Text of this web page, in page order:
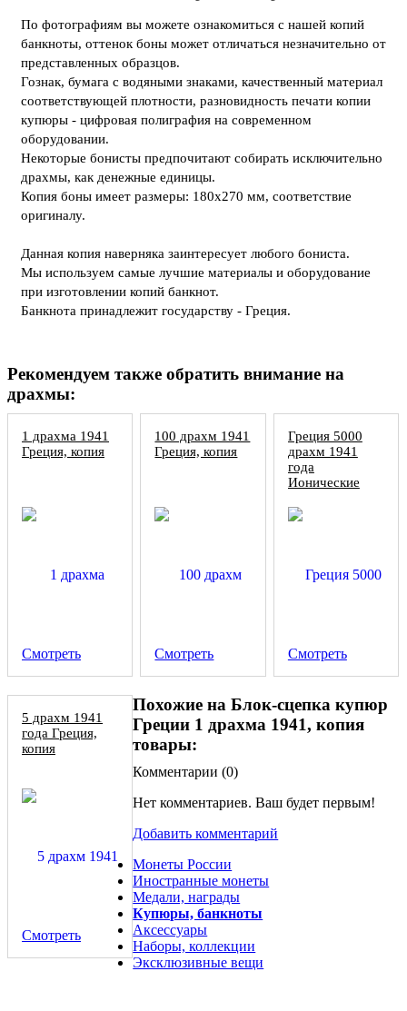
По фотографиям вы можете ознакомиться с нашей копий
банкноты, оттенок боны может отличаться незначительно от
представленных образцов.
Гознак, бумага с водяными знаками, качественный материал
соответствующей плотности, разновидность печати копии
купюры - цифровая полиграфия на современном
оборудовании.
Некоторые бонисты предпочитают собирать исключительно
драхмы, как денежные единицы.
Копия боны имеет размеры: 180х270 мм, соответствие
оригиналу.
Данная копия наверняка заинтересует любого бониста.
Мы используем самые лучшие материалы и оборудование
при изготовлении копий банкнот.
Банкнота принадлежит государству - Греция.
Рекомендуем также обратить внимание на
драхмы:
1 драхма 1941
Греция, копия
Смотреть
100 драхм 1941
Греция, копия
Смотреть
Греция 5000
драхм 1941
года
Ионические
Смотреть
5 драхм 1941
года Греция,
копия
Смотреть
Похожие на Блок-сцепка купюр
Греции 1 драхма 1941, копия
товары:
Комментарии (0)
Нет комментариев. Ваш будет первым!
Добавить комментарий
Монеты России
Иностранные монеты
Медали, награды
Купюры, банкноты
Аксессуары
Наборы, коллекции
Эксклюзивные вещи